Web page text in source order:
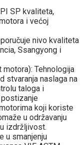
SP kvaliteta,
i većoj
nivo kvaliteta
Ssangyong i
Tehnologija
stvaranja naslaga na
taloga i
koji koriste
u održavanju
izdržljivost.
u smanjenju